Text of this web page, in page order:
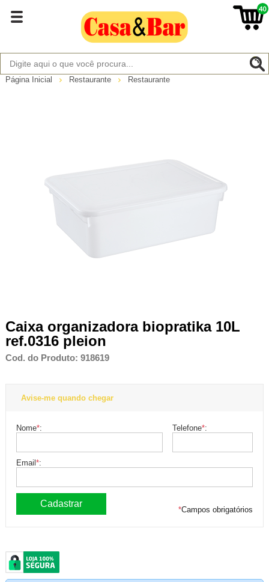
40
Página Inicial Restaurante Restaurante
Caixa organizadora biopratika 10L
ref.0316 pleion
Cod. do Produto: 918619
Avise-me quando chegar
Nome*: Telefone*:
Email*:
*Campos obrigatórios